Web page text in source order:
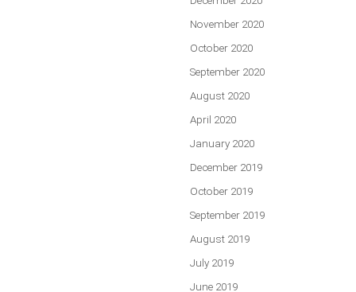
November 2020
October 2020
September 2020
August 2020
April 2020
January 2020
December 2019
October 2019
September 2019
August 2019
July 2019
June 2019